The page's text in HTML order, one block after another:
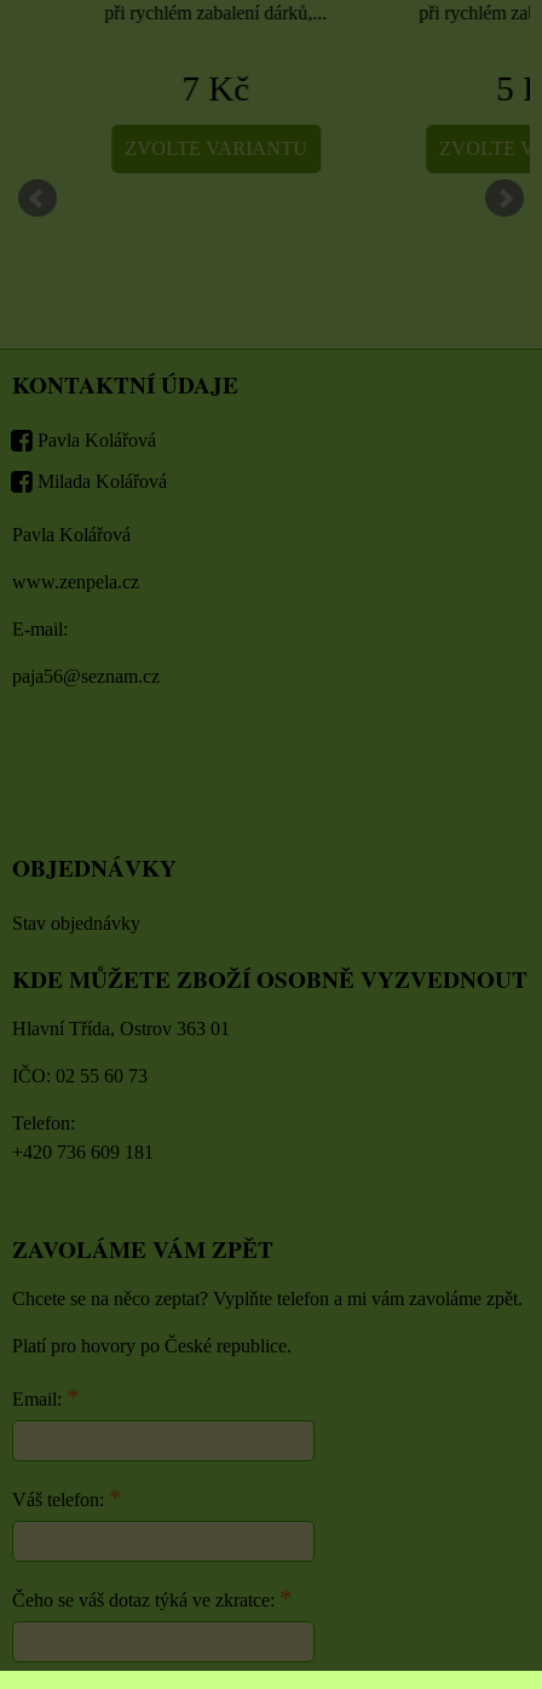
při rychlém zabalení dárků,...
7 Kč
ZVOLTE VARIANTU
při rychlém zabalení
5 Kč
ZVOLTE
KONTAKTNÍ ÚDAJE
Pavla Kolářová
Milada Kolářová
Pavla Kolářová
www.zenpela.cz
E-mail:
paja56@seznam.cz
OBJEDNÁVKY
Stav objednávky
KDE MŮŽETE ZBOŽÍ OSOBNĚ VYZVEDNOUT
Hlavní Třída, Ostrov 363 01
IČO: 02 55 60 73
Telefon:
+420 736 609 181
ZAVOLÁME VÁM ZPĚT
Chcete se na něco zeptat? Vyplňte telefon a mi vám zavoláme zpět.
Platí pro hovory po České republice.
Email: *
Váš telefon: *
Čeho se váš dotaz týká ve zkratce: *